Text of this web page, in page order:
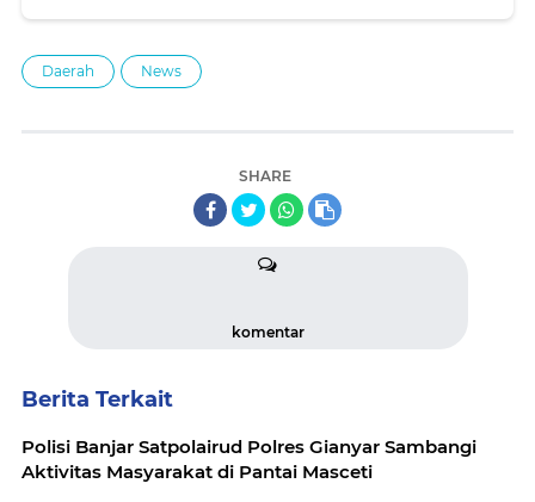
Daerah News
SHARE
komentar
Berita Terkait
Polisi Banjar Satpolairud Polres Gianyar Sambangi
Aktivitas Masyarakat di Pantai Masceti